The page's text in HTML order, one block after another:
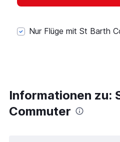
Nur Flüge mit St Barth
Informationen zu:
Commuter